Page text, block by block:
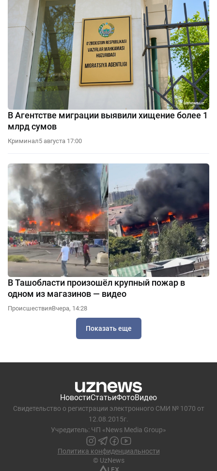
В Агентстве миграции выявили хищение более 1
млрд сумов
Криминал5 августа 17:00
В Ташобласти произошёл крупный пожар в
одном из магазинов — видео
ПроисшествияВчера, 14:28
Показать еще
НовостиСтатьиФотоВидео
Свидетельство о регистрации электронного СМИ № 1070 от
12.08.2015г.
Учредитель: ЧП «News Media Group»
Политика конфиденциальности
© UzNews